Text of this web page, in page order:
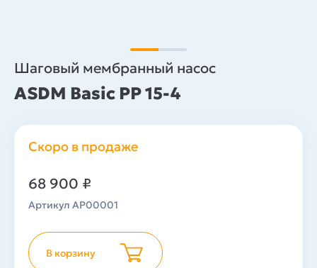
Шаговый мембранный насос
ASDM Basic PP 15-4
Скоро в продаже
68 900 ₽
Артикул AP00001
В корзину